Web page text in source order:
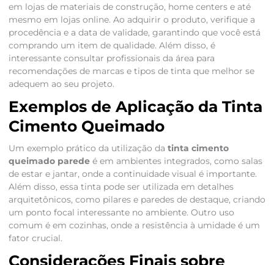
em lojas de materiais de construção, home centers e até
mesmo em lojas online. Ao adquirir o produto, verifique a
procedência e a data de validade, garantindo que você está
comprando um item de qualidade. Além disso, é
interessante consultar profissionais da área para
recomendações de marcas e tipos de tinta que melhor se
adequem ao seu projeto.
Exemplos de Aplicação da Tinta
Cimento Queimado
Um exemplo prático da utilização da tinta cimento
queimado paredeé em ambientes integrados, como salas
de estar e jantar, onde a continuidade visual é importante.
Além disso, essa tinta pode ser utilizada em detalhes
arquitetônicos, como pilares e paredes de destaque, criando
um ponto focal interessante no ambiente. Outro uso
comum é em cozinhas, onde a resistência à umidade é um
fator crucial.
Considerações Finais sobre